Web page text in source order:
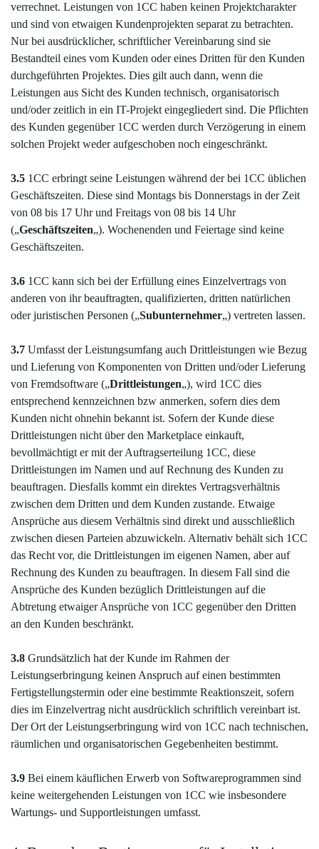
verrechnet. Leistungen von 1CC haben keinen Projektcharakter
und sind von etwaigen Kundenprojekten separat zu betrachten.
Nur bei ausdrücklicher, schriftlicher Vereinbarung sind sie
Bestandteil eines vom Kunden oder eines Dritten für den Kunden
durchgeführten Projektes. Dies gilt auch dann, wenn die
Leistungen aus Sicht des Kunden technisch, organisatorisch
und/oder zeitlich in ein IT-Projekt eingegliedert sind. Die Pflichten
des Kunden gegenüber 1CC werden durch Verzögerung in einem
solchen Projekt weder aufgeschoben noch eingeschränkt.
3.5 1CC erbringt seine Leistungen während der bei 1CC üblichen
Geschäftszeiten. Diese sind Montags bis Donnerstags in der Zeit
von 08 bis 17 Uhr und Freitags von 08 bis 14 Uhr
(„Geschäftszeiten„). Wochenenden und Feiertage sind keine
Geschäftszeiten.
3.6 1CC kann sich bei der Erfüllung eines Einzelvertrags von
anderen von ihr beauftragten, qualifizierten, dritten natürlichen
oder juristischen Personen („Subunternehmer„) vertreten lassen.
3.7 Umfasst der Leistungsumfang auch Drittleistungen wie Bezug
und Lieferung von Komponenten von Dritten und/oder Lieferung
von Fremdsoftware („Drittleistungen„), wird 1CC dies
entsprechend kennzeichnen bzw anmerken, sofern dies dem
Kunden nicht ohnehin bekannt ist. Sofern der Kunde diese
Drittleistungen nicht über den Marketplace einkauft,
bevollmächtigt er mit der Auftragserteilung 1CC, diese
Drittleistungen im Namen und auf Rechnung des Kunden zu
beauftragen. Diesfalls kommt ein direktes Vertragsverhältnis
zwischen dem Dritten und dem Kunden zustande. Etwaige
Ansprüche aus diesem Verhältnis sind direkt und ausschließlich
zwischen diesen Parteien abzuwickeln. Alternativ behält sich 1CC
das Recht vor, die Drittleistungen im eigenen Namen, aber auf
Rechnung des Kunden zu beauftragen. In diesem Fall sind die
Ansprüche des Kunden bezüglich Drittleistungen auf die
Abtretung etwaiger Ansprüche von 1CC gegenüber den Dritten
an den Kunden beschränkt.
3.8 Grundsätzlich hat der Kunde im Rahmen der
Leistungserbringung keinen Anspruch auf einen bestimmten
Fertigstellungstermin oder eine bestimmte Reaktionszeit, sofern
dies im Einzelvertrag nicht ausdrücklich schriftlich vereinbart ist.
Der Ort der Leistungserbringung wird von 1CC nach technischen,
räumlichen und organisatorischen Gegebenheiten bestimmt.
3.9 Bei einem käuflichen Erwerb von Softwareprogrammen sind
keine weitergehenden Leistungen von 1CC wie insbesondere
Wartungs- und Supportleistungen umfasst.